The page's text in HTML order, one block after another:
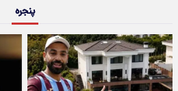
پنجره